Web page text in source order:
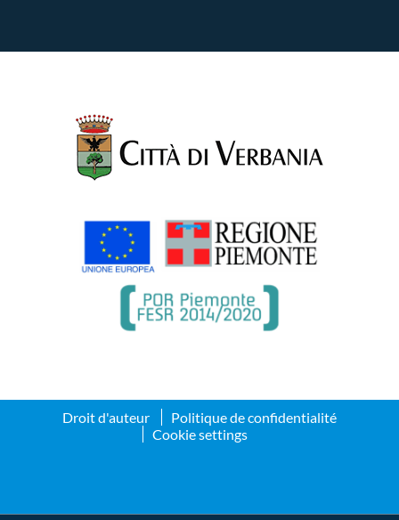
Droit d'auteur
Politique de confidentialité
Cookie settings